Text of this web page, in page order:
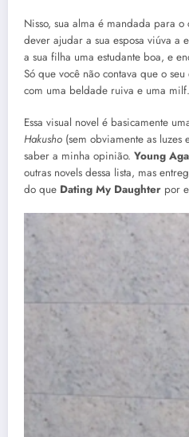
Nisso, sua alma é mandada para
dever ajudar a sua esposa viúva a
a sua filha uma estudante boa, e
Só que você não contava que o
com uma beldade ruiva e uma milf.
Essa visual novel é basicamente
Hakusho (sem obviamente as
saber a minha opinião. Young
outras novels dessa lista, mas
do que Dating My Daughter por